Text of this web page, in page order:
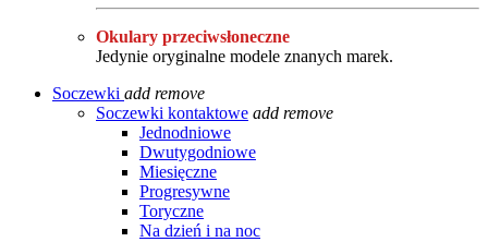
Okulary przeciwsłoneczne
Jedynie oryginalne modele znanych marek.
Soczewki add remove
Soczewki kontaktowe add remove
Jednodniowe
Dwutygodniowe
Miesięczne
Progresywne
Toryczne
Na dzień i na noc